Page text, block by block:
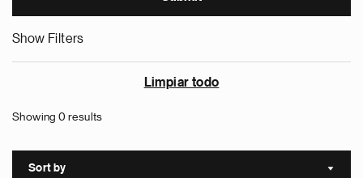
Show Filters
Limpiar todo
Showing 0 results
Sort by Sort